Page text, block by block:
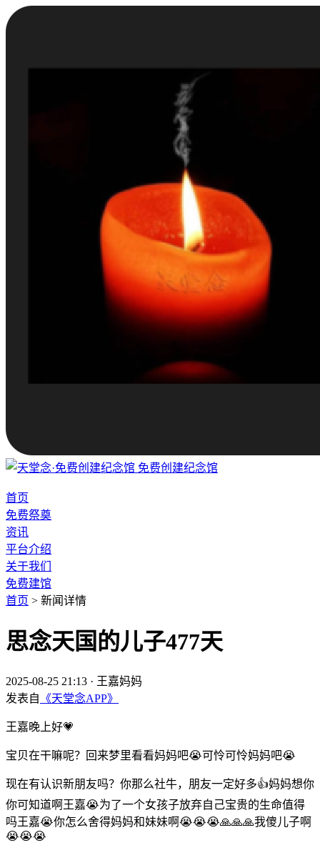
免费创建纪念馆
首页
免费祭奠
资讯
平台介绍
关于我们
免费建馆
首页 > 新闻详情
思念天国的儿子477天
2025-08-25 21:13 · 王嘉妈妈
发表自 《天堂念APP》
王嘉晚上好💗
宝贝在干嘛呢？回来梦里看看妈妈吧😭可怜可怜妈妈吧😭
现在有认识新朋友吗？你那么社牛，朋友一定好多👍妈妈想你
你可知道啊王嘉😭为了一个女孩子放弃自己宝贵的生命值得
吗王嘉😭你怎么舍得妈妈和妹妹啊😭😭😭🙏🙏🙏我傻儿子啊
😭😭😭